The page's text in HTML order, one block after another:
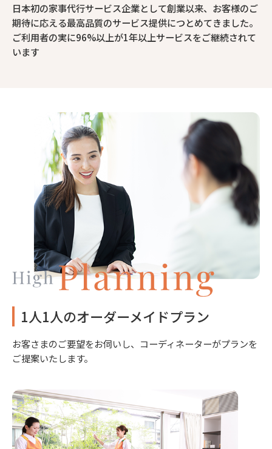
日本初の家事代行サービス企業として創業以来、お客様のご
期待に応える最高品質のサービス提供につとめてきました。
ご利用者の実に96%以上が1年以上サービスをご継続されて
います
1人1人のオーダーメイドプラン
お客さまのご要望をお伺いし、コーディネーターがプランを
ご提案いたします。